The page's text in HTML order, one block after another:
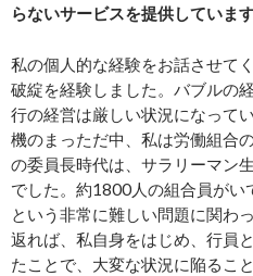
らないサービスを提供しています
私の個人的な経験をお話させて
破綻を経験しました。バブルの
行の経営は厳しい状況になって
機のまっただ中、私は労働組合
の委員長時代は、サラリーマン
でした。約1800人の組合員がい
という非常に難しい問題に関わ
返れば、私自身をはじめ、行員
たことで、大変な状況に陥るこ